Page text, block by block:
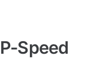
Speed